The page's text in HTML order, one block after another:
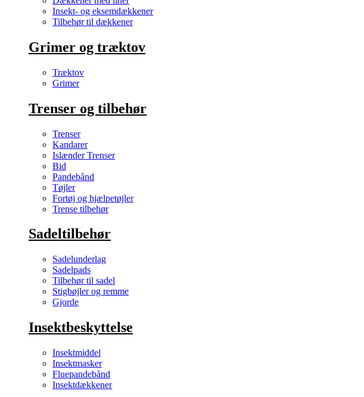
Insekt- og eksemdækkener
Tilbehør til dækkener
Grimer og træktov
Træktov
Grimer
Trenser og tilbehør
Trenser
Kandarer
Islænder Trenser
Bid
Pandebånd
Tøjler
Fortøj og hjælpetøjler
Trense tilbehør
Sadeltilbehør
Sadelunderlag
Sadelpads
Tilbehør til sadel
Stigbøjler og remme
Gjorde
Insektbeskyttelse
Insektmiddel
Insektmasker
Fluepandebånd
Insektdækkener